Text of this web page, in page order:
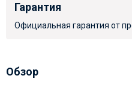
Гарантия
Официальная гарантия от
Обзор